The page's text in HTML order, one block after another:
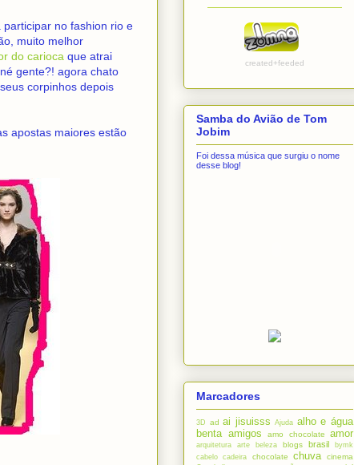
no fashion rio e
muito melhor
do carioca que atrai
gente?! agora chato
corpinhos depois
apostas maiores estão
created+feeded
Samba do Avião de Tom
Jobim
Foi dessa música que surgiu o nome
desse blog!
Marcadores
3D ad ai jisuisss Ajuda alho e água
benta amigos amo chocolate amor
arquitetura arte beleza blogs brasil
bymk
cabelo
cadeira chocolate chuva cinema